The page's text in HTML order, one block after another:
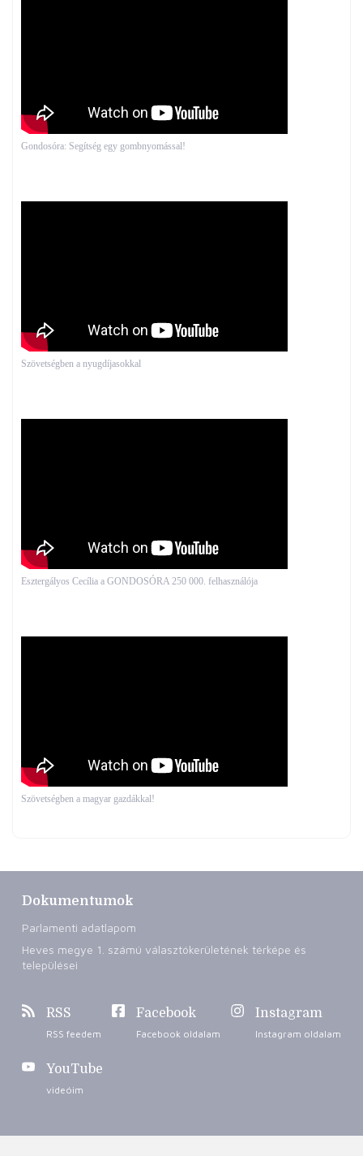
Gondosóra: Segítség egy gombnyomással!
Szövetségben a nyugdíjasokkal
Esztergályos Cecília a GONDOSÓRA 250 000. felhasználója
Szövetségben a magyar gazdákkal!
Dokumentumok
Parlamenti adatlapom
Heves megye 1. számú választókerületének térképe és
települései
RSS
RSS feedem
Facebook
Facebook oldalam
Instagram
Instagram oldalam
YouTube
videóim